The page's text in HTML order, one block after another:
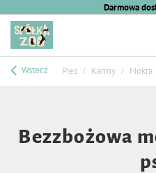
Darmowa
Wstecz Pies Karmy Mokra
Bezzbożowa